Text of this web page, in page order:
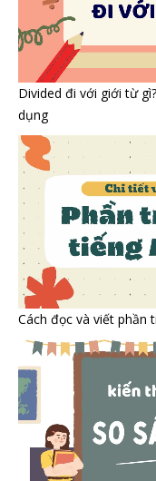
Divided đi với giới từ
dụng
Cách đọc và viết phần